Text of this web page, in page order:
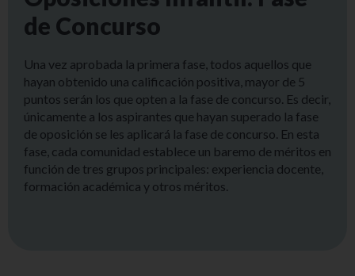
de Concurso
Una vez aprobada la primera fase, todos aquellos que
hayan obtenido una calificación positiva, mayor de 5
puntos serán los que opten a la fase de concurso. Es decir,
únicamente a los aspirantes que hayan superado la fase
de oposición se les aplicará la fase de concurso. En esta
fase, cada comunidad establece un baremo de méritos en
función de tres grupos principales: experiencia docente,
formación académica y otros méritos.